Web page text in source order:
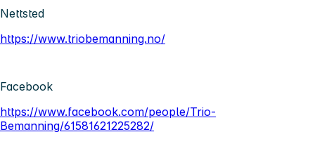
Nettsted
https://www.triobemanning.no/
Facebook
https://www.facebook.com/people/Trio-
Bemanning/61581621225282/